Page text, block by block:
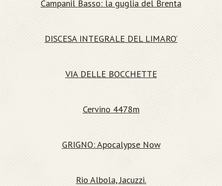
Campanil Basso: la guglia del Brenta
DISCESA INTEGRALE DEL LIMARO’
VIA DELLE BOCCHETTE
Cervino 4478m
GRIGNO: Apocalypse Now
Rio Albola, Jacuzzi.